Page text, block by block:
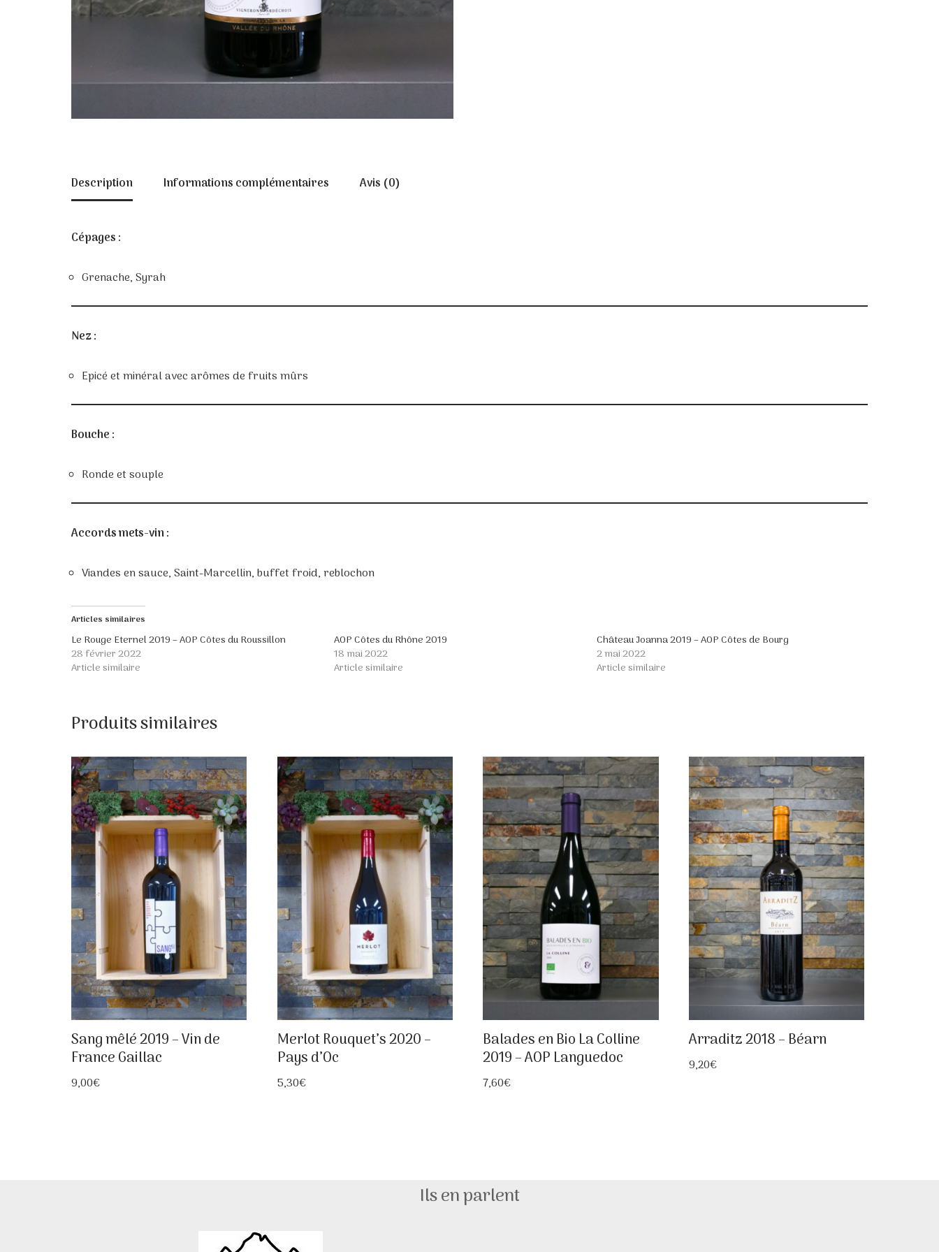
Description Informations complémentaires Avis (0)
Cépages :
Grenache, Syrah
Nez :
Epicé et minéral avec arômes de fruits mûrs
Bouche :
Ronde et souple
Accords mets-vin :
Viandes en sauce, Saint-Marcellin, buffet froid, reblochon
Articles similaires
Le Rouge Eternel 2019 – AOP Côtes du Roussillon
28 février 2022
Article similaire
AOP Côtes du Rhône 2019
18 mai 2022
Article similaire
Château Joanna 2019 – AOP Côtes de Bourg
2 mai 2022
Article similaire
Produits similaires
Sang mêlé 2019 – Vin de
France Gaillac
9,00€
Merlot Rouquet’s 2020 –
Pays d’Oc
5,30€
Balades en Bio La Colline
2019 – AOP Languedoc
7,60€
Arraditz 2018 – Béarn
9,20€
Ils en parlent